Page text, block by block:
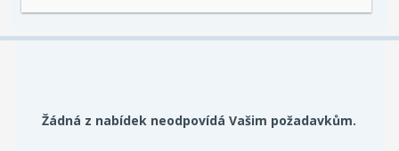
Žádná z nabídek neodpovídá Vašim požadavkům.